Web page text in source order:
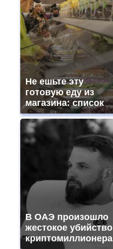
Не ешьте эту
готовую еду из
магазина: список
В ОАЭ произошло
жестокое убийство
криптомиллионера